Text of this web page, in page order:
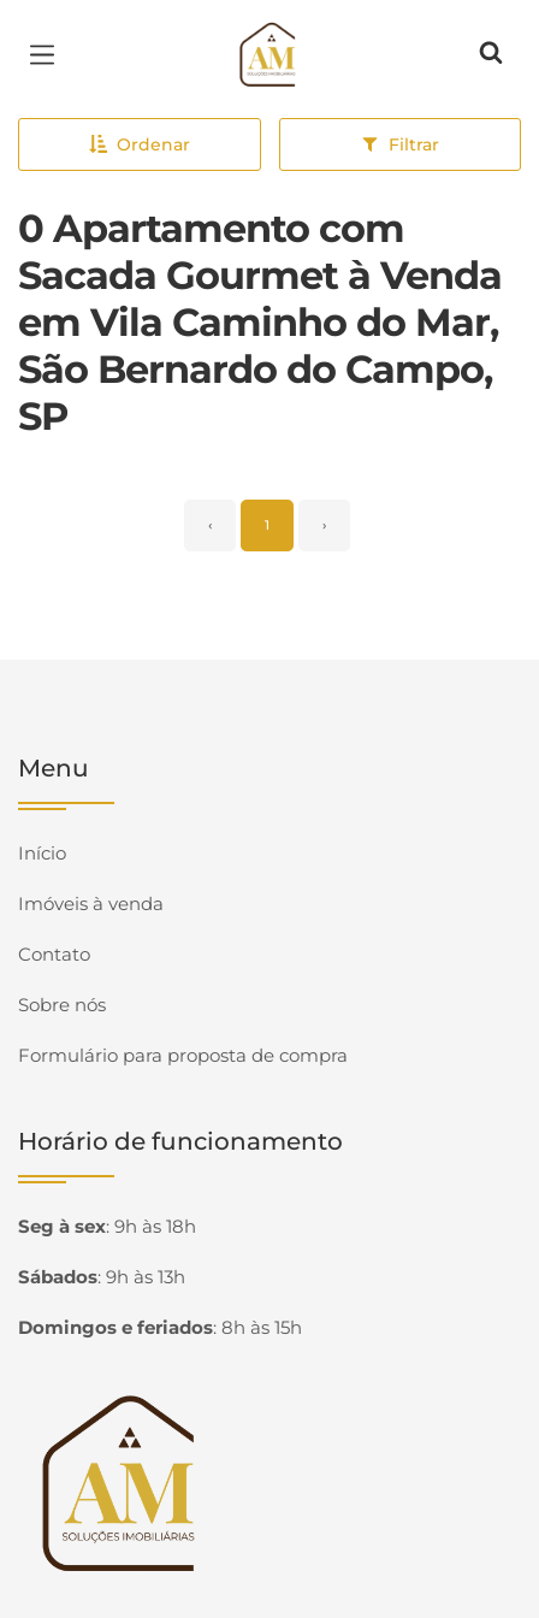
Página inicial
Ordenar Filtrar
0 Apartamento com
Sacada Gourmet à Venda
em Vila Caminho do Mar,
São Bernardo do Campo,
SP
‹ 1 ›
Menu
Início
Imóveis à venda
Contato
Sobre nós
Formulário para proposta de compra
Horário de funcionamento
Seg à sex: 9h às 18h
Sábados: 9h às 13h
Domingos e feriados: 8h às 15h
Página inicial